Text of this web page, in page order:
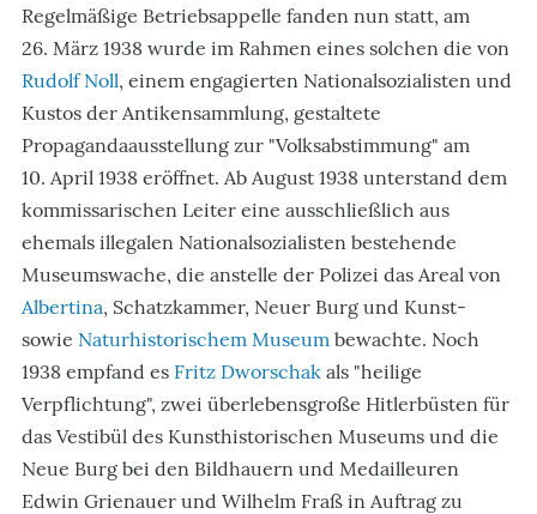
Regelmäßige Betriebsappelle fanden nun statt, am
26. März 1938 wurde im Rahmen eines solchen die von
Rudolf Noll, einem engagierten Nationalsozialisten und
Kustos der Antikensammlung, gestaltete
Propagandaausstellung zur "Volksabstimmung" am
10. April 1938 eröffnet. Ab August 1938 unterstand dem
kommissarischen Leiter eine ausschließlich aus
ehemals illegalen Nationalsozialisten bestehende
Museumswache, die anstelle der Polizei das Areal von
Albertina, Schatzkammer, Neuer Burg und Kunst-
sowie Naturhistorischem Museum bewachte. Noch
1938 empfand es Fritz Dworschak als "heilige
Verpflichtung", zwei überlebensgroße Hitlerbüsten für
das Vestibül des Kunsthistorischen Museums und die
Neue Burg bei den Bildhauern und Medailleuren
Edwin Grienauer und Wilhelm Fraß in Auftrag zu